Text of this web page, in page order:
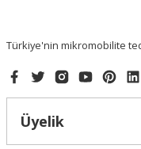
Türkiye'nin mikromobilite
Üyelik